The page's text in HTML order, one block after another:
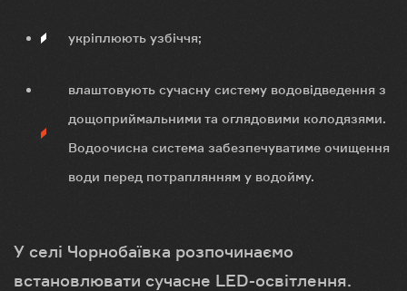
укріплюють узбіччя;
влаштовують сучасну систему водовідведення з
дощоприймальними та оглядовими колодязями.
Водоочисна система забезпечуватиме очищення
води перед потраплянням у водойму.
У селі Чорнобаївка розпочинаємо
встановлювати сучасне LED-освітлення.